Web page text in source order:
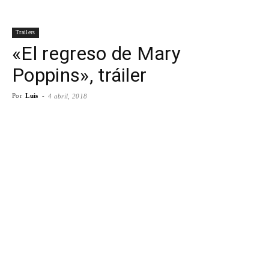
Trailers
«El regreso de Mary
Poppins», tráiler
Por Luis - 4 abril, 2018